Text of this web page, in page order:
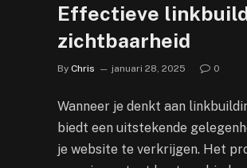
Effectieve
zichtbaarheid
By Chris januari 28, 2025 0
Wanneer je denkt aan
biedt een uitstekende
je website te verkrijgen. Het